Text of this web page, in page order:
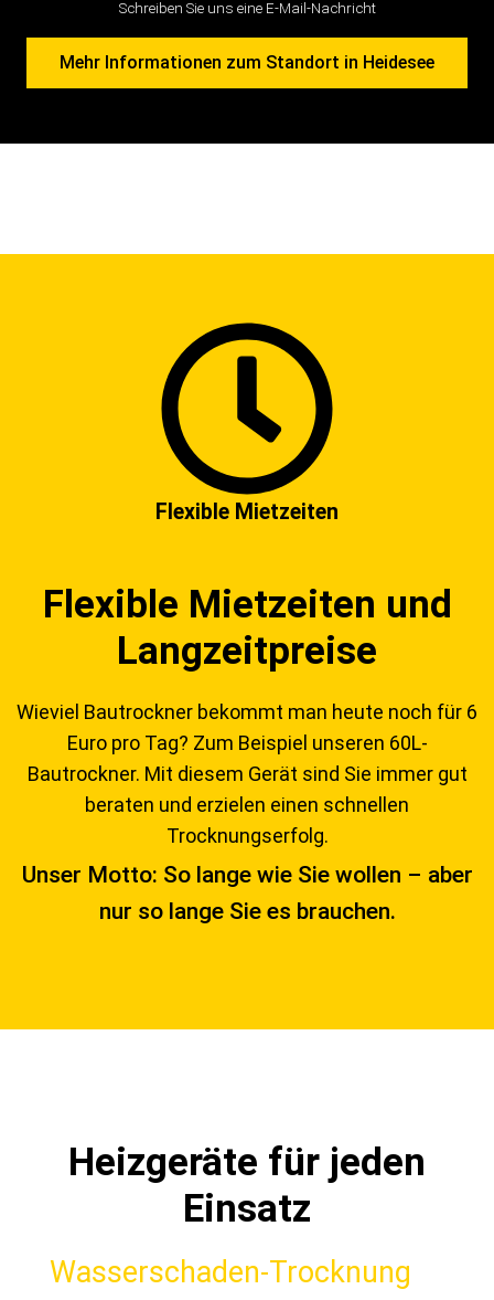
Schreiben Sie uns eine E-Mail-Nachricht
Mehr Informationen zum Standort in Heidesee
Flexible Mietzeiten
Flexible Mietzeiten und
Langzeitpreise
Wieviel Bautrockner bekommt man heute noch für 6
Euro pro Tag? Zum Beispiel unseren 60L-
Bautrockner. Mit diesem Gerät sind Sie immer gut
beraten und erzielen einen schnellen
Trocknungserfolg.
Unser Motto: So lange wie Sie wollen – aber
nur so lange Sie es brauchen.
Heizgeräte für jeden
Einsatz
Wasserschaden-Trocknung